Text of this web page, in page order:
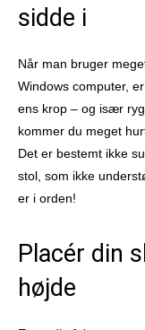
sidde i
Når man bruger
Windows computer,
ens krop – og især
kommer du meget
Det er bestemt ikke
stol, som ikke
er i orden!
Placér din
højde